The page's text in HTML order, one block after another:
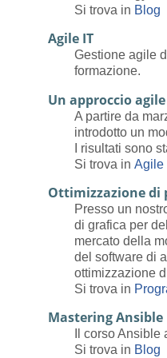
Si trova in Blog
Agile IT
Gestione agile
formazione.
Un approccio
A partire da
introdotto un
I risultati sono
Si trova in Agile
Ottimizzazione di
Presso un
di grafica per
mercato della
del software di
ottimizzazione
Si trova in
Mastering Ansible
Il corso
Si trova in Blog